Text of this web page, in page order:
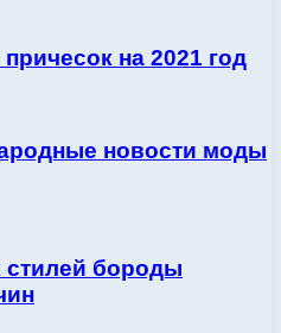
на 2021 год
новости моды
стилей бороды